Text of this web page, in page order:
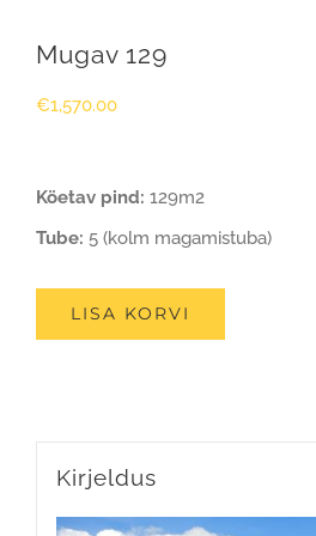
Mugav 129
€1,570.00
Köetav pind: 129m2
Tube: 5 (kolm magamistuba)
LISA KORVI
Kirjeldus